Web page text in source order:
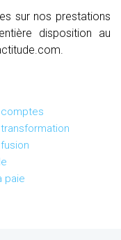
sur nos prestations
disposition au
paie